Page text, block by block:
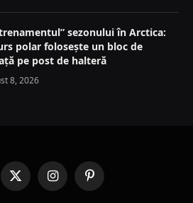
sezonului în Arctica:
polar folosește un bloc de
pe post de halteră
8, 2026
X
(Twitter)
InstagramPinterest